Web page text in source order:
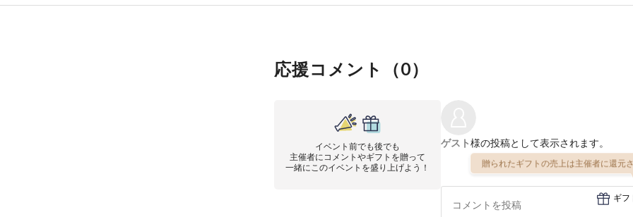
応援コメント（0）
イベント前でも後でも
主催者にコメントやギフトを贈って
一緒にこのイベントを盛り上げよう！
ゲスト様の投稿として表示されます。
贈られたギフトの売上は主催者に還元
ギフ